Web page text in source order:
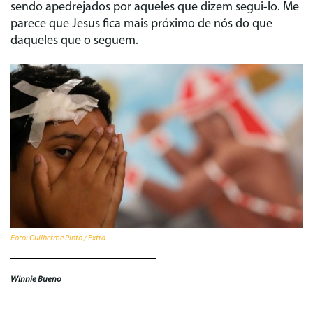
sendo apedrejados por aqueles que dizem segui-lo. Me
parece que Jesus fica mais próximo de nós do que
daqueles que o seguem.
Foto: Guilherme Pinto / Extra
Winnie Bueno